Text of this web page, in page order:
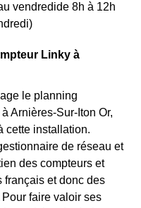
vendredide 8h à 12h
Linky à
le planning
Arnières-Sur-Iton Or,
cette installation.
de réseau et
des compteurs et
français et donc des
faire valoir ses